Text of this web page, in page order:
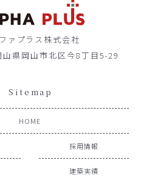
ァプラス株式会社
県岡山市北区今8丁目5-29
Sitemap
HOME
採用情報
建築実績